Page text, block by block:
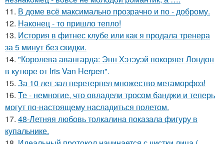
11. В доме всё максимально прозрачно и по - доброму.
12. Наконец - то пришло тепло!
13. История в фитнес клубе или как я продала тренера
за 5 минут без скидки.
14. "Королева авангарда: Энн Хэтэуэй покоряет Лондон
в кутюре от Iris Van Herpen".
15. За 10 лет зал перетерпел множество метаморфоз!
16. Те - немногие, что овладели тросом банджи и теперь
могут по-настоящему насладиться полетом.
17. 48-Летняя любовь толкалина показала фигуру в
купальнике.